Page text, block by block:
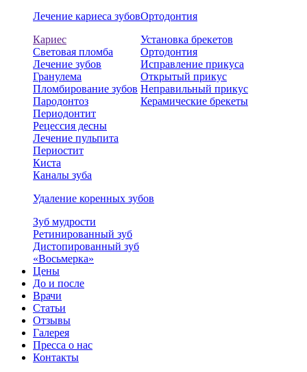
Лечение кариеса зубов
Кариес
Световая пломба
Лечение зубов
Гранулема
Пломбирование зубов
Пародонтоз
Периодонтит
Рецессия десны
Лечение пульпита
Периостит
Киста
Каналы зуба
Ортодонтия
Установка брекетов
Ортодонтия
Исправление прикуса
Открытый прикус
Неправильный прикус
Керамические брекеты
Удаление коренных зубов
Зуб мудрости
Ретинированный зуб
Дистопированный зуб
«Восьмерка»
Цены
До и после
Врачи
Статьи
Отзывы
Галерея
Пресса о нас
Контакты